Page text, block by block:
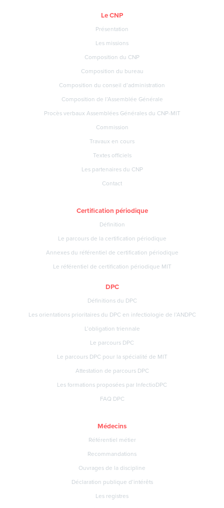
Le CNP
Présentation
Les missions
Composition du CNP
Composition du bureau
Composition du conseil d’administration
Composition de l’Assemblée Générale
Procès verbaux Assemblées Générales du CNP-MIT
Commission
Travaux en cours
Textes officiels
Les partenaires du CNP
Contact
Certification périodique
Définition
Le parcours de la certification périodique
Annexes du référentiel de certification périodique
Le référentiel de certification périodique MIT
DPC
Définitions du DPC
Les orientations prioritaires du DPC en infectiologie de l’ANDPC
L’obligation triennale
Le parcours DPC
Le parcours DPC pour la spécialité de MIT
Attestation de parcours DPC
Les formations proposées par InfectioDPC
FAQ DPC
Médecins
Référentiel métier
Recommandations
Ouvrages de la discipline
Déclaration publique d’intérêts
Les registres